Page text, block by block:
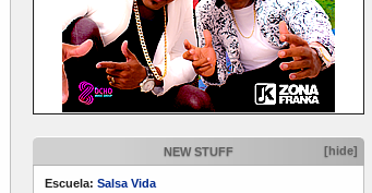
NEW STUFF [hide]
Escuela: Salsa Vida